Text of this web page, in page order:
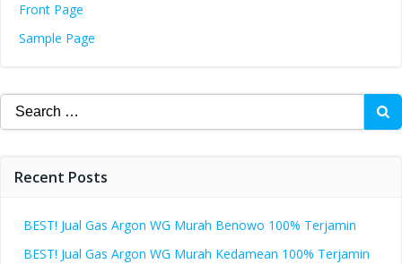
Front Page
Sample Page
Search
for:
Recent Posts
BEST! Jual Gas Argon WG Murah Benowo 100% Terjamin
BEST! Jual Gas Argon WG Murah Kedamean 100% Terjamin